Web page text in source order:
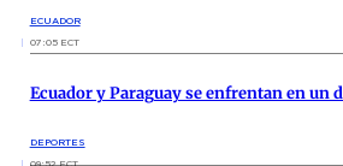
ECUADOR
07:05 ECT
Ecuador y Paraguay se enfrentan en
DEPORTES
09:52 ECT